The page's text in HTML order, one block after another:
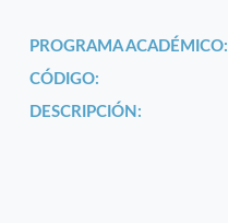
PROGRAMA ACADÉMICO:
CÓDIGO:
DESCRIPCIÓN: